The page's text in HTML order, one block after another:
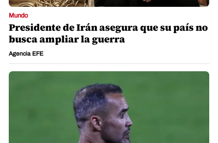
Mundo
Presidente de Irán asegura que su país no
busca ampliar la guerra
Agencia EFE